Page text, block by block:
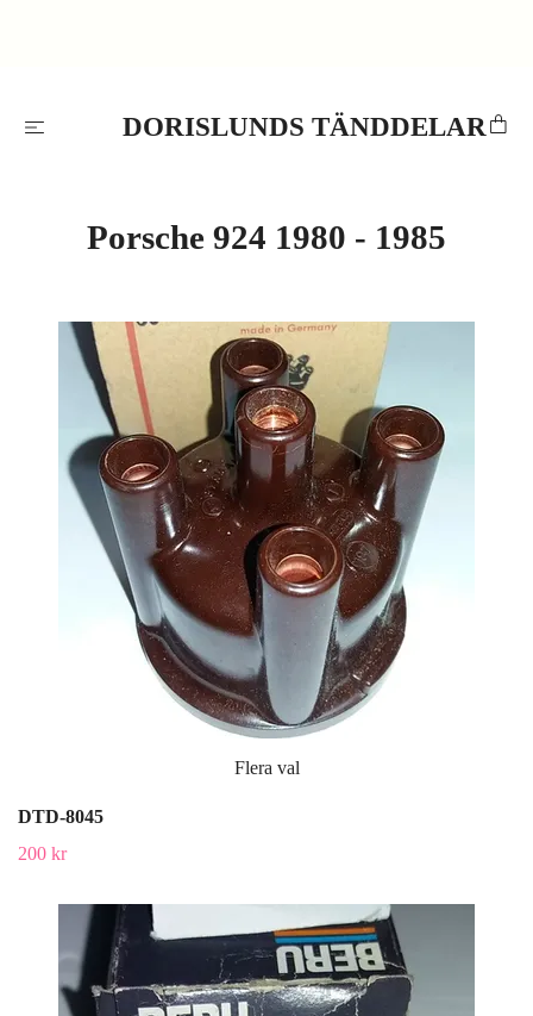
DORISLUNDS TÄNDDELAR
Porsche 924 1980 - 1985
Flera val
DTD-8045
200 kr